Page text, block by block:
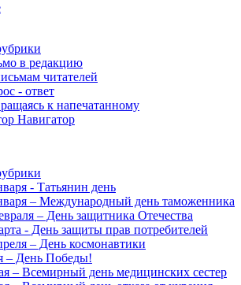
в редакцию
читателей
- ответ
к напечатанному
Навигатор
- Татьянин день
– Международный день таможенника
– День защитника Отечества
- День защиты прав потребителей
– День космонавтики
– День Победы!
– Всемирный день медицинских сестер